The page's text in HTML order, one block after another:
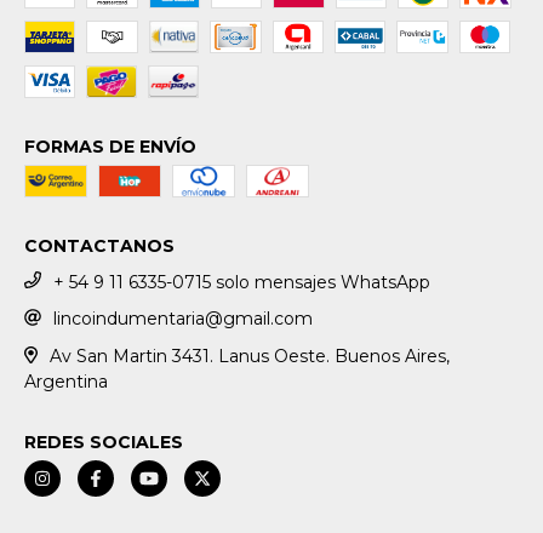
FORMAS DE ENVÍO
CONTACTANOS
+ 54 9 11 6335-0715 solo mensajes WhatsApp
lincoindumentaria@gmail.com
Av San Martin 3431. Lanus Oeste. Buenos Aires,
Argentina
REDES SOCIALES